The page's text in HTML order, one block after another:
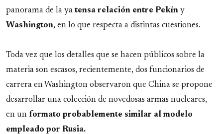
panorama de la ya tensa relación entre Pekín y
Washington, en lo que respecta a distintas cuestiones.
Toda vez que los detalles que se hacen públicos sobre la
materia son escasos, recientemente, dos funcionarios de
carrera en Washington observaron que China se propone
desarrollar una colección de novedosas armas nucleares,
en un formato probablemente similar al modelo
empleado por Rusia.